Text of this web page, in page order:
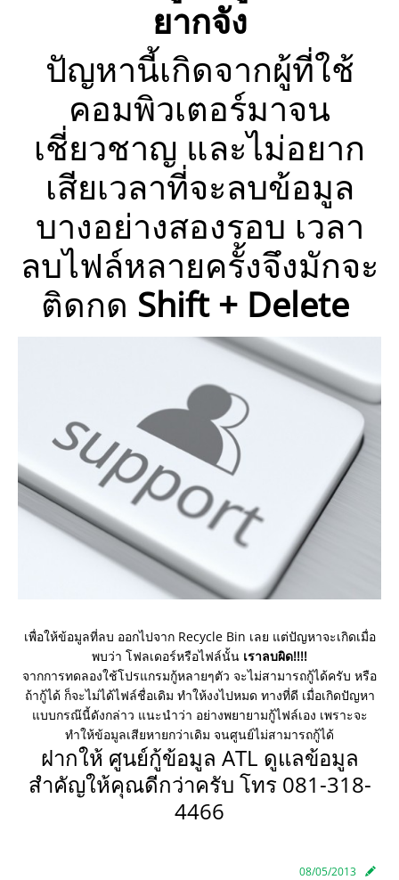
ยากจัง
ปัญหานี้เกิดจากผู้ที่ใช้
คอมพิวเตอร์มาจน
เชี่ยวชาญ และไม่อยาก
เสียเวลาที่จะลบข้อมูล
บางอย่างสองรอบ เวลา
ลบไฟล์หลายครั้งจึงมักจะ
ติดกด Shift + Delete
เพื่อให้ข้อมูลที่ลบ ออกไปจาก Recycle Bin เลย แต่ปัญหาจะเกิดเมื่อ
พบว่า โฟลเดอร์หรือไฟล์นั้น เราลบผิด!!!!
จากการทดลองใช้โปรแกรมกู้หลายๆตัว จะไม่สามารถกู้ได้ครับ หรือ
ถ้ากู้ได้ ก็จะไม่ได้ไฟล์ชื่อเดิม ทำให้งงไปหมด ทางที่ดี เมื่อเกิดปัญหา
แบบกรณ๊นี้ดังกล่าว แนะนำว่า อย่างพยายามกู้ไฟล์เอง เพราะจะ
ทำให้ข้อมูลเสียหายกว่าเดิม จนศูนย์ไม่สามารถกู้ได้
ฝากให้ ศูนย์กู้ข้อมูล ATL ดูแลข้อมูล
สำคัญให้คุณดีกว่าครับ โทร 081-318-
4466
08/05/2013